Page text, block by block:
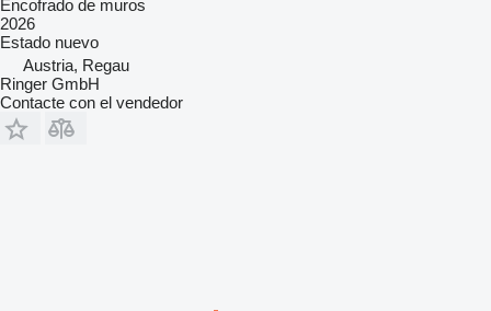
Encofrado de muros
2026
Estado nuevo
Austria, Regau
Ringer GmbH
Contacte con el vendedor